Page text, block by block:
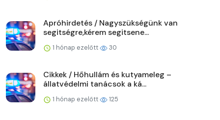
Apróhirdetés / Nagyszükségünk van
segitségre,kérem segitsene...
1 hónap ezelőtt 30
Cikkek / Hőhullám és kutyameleg –
állatvédelmi tanácsok a ká...
1 hónap ezelőtt 125